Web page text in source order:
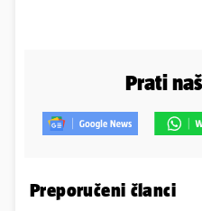
Prati
Preporučeni članci